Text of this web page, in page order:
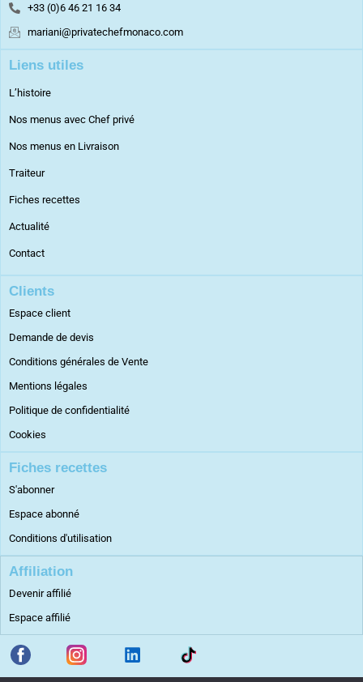
+33 (0)6 46 21 16 34
mariani@privatechefmonaco.com
Liens utiles
L’histoire
Nos menus avec Chef privé
Nos menus en Livraison
Traiteur
Fiches recettes
Actualité
Contact
Clients
Espace client
Demande de devis
Conditions générales de Vente
Mentions légales
Politique de confidentialité
Cookies
Fiches recettes
S'abonner
Espace abonné
Conditions d'utilisation
Affiliation
Devenir affilié
Espace affilié